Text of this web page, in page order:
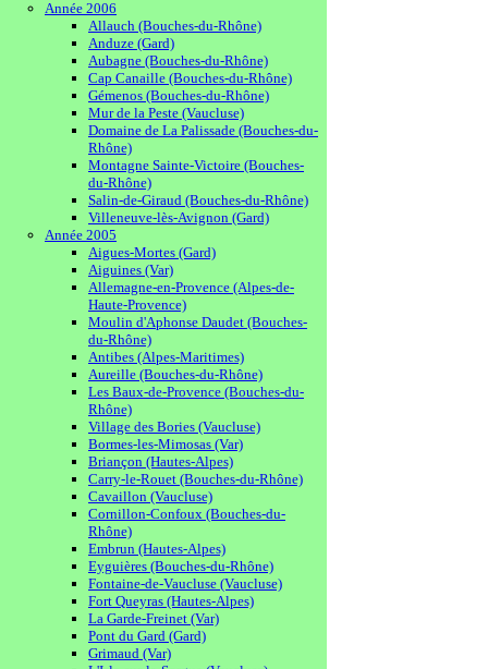
Année 2006
Allauch (Bouches-du-Rhône)
Anduze (Gard)
Aubagne (Bouches-du-Rhône)
Cap Canaille (Bouches-du-Rhône)
Gémenos (Bouches-du-Rhône)
Mur de la Peste (Vaucluse)
Domaine de La Palissade (Bouches-du-
Rhône)
Montagne Sainte-Victoire (Bouches-
du-Rhône)
Salin-de-Giraud (Bouches-du-Rhône)
Villeneuve-lès-Avignon (Gard)
Année 2005
Aigues-Mortes (Gard)
Aiguines (Var)
Allemagne-en-Provence (Alpes-de-
Haute-Provence)
Moulin d'Aphonse Daudet (Bouches-
du-Rhône)
Antibes (Alpes-Maritimes)
Aureille (Bouches-du-Rhône)
Les Baux-de-Provence (Bouches-du-
Rhône)
Village des Bories (Vaucluse)
Bormes-les-Mimosas (Var)
Briançon (Hautes-Alpes)
Carry-le-Rouet (Bouches-du-Rhône)
Cavaillon (Vaucluse)
Cornillon-Confoux (Bouches-du-
Rhône)
Embrun (Hautes-Alpes)
Eyguières (Bouches-du-Rhône)
Fontaine-de-Vaucluse (Vaucluse)
Fort Queyras (Hautes-Alpes)
La Garde-Freinet (Var)
Pont du Gard (Gard)
Grimaud (Var)